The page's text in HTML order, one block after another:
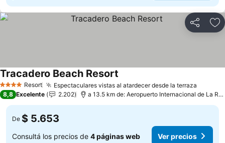
Compartir
4 EstrellasResort Espectaculares vistas al atardecer desde la terraza
Tracadero Beach Resort
8,8 Excelente 2.202 a 13.5 km de: Aeropuerto Internacional de La Romana
De $ 5.653
Consultá los precios de 4 páginas web Ver precios